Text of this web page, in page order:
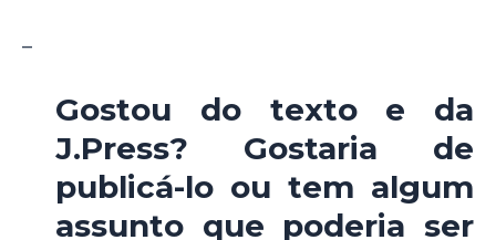
–
Gostou do texto e da
J.Press? Gostaria de
publicá-lo ou tem algum
assunto que poderia ser